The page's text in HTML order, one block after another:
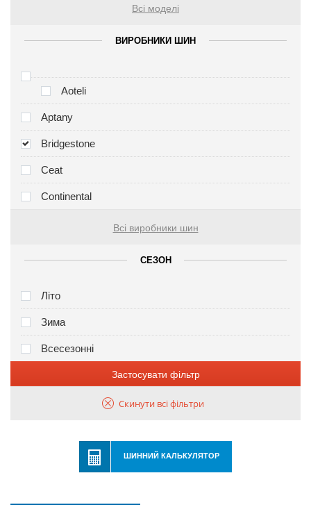
Всі моделі
ВИРОБНИКИ ШИН
Aoteli
Aptany
Bridgestone
Ceat
Continental
Всі виробники шин
СЕЗОН
Літо
Зима
Всесезонні
Застосувати фільтр
Скинути всі фільтри
ШИННИЙ КАЛЬКУЛЯТОР